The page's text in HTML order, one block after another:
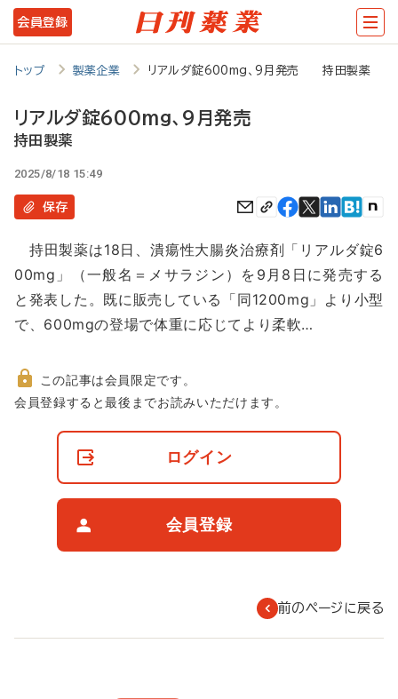
メ
イ
ツ
移
会員登録
トップ 製薬企業 リアルダ錠600mg、9月発売 持田製薬
リアルダ錠600mg、9月発売
持田製薬
2025/8/18 15:49
保存
持田製薬は18日、潰瘍性大腸炎治療剤「リアルダ錠6
00mg」（一般名＝メサラジン）を9月8日に発売する
と発表した。既に販売している「同1200mg」より小型
で、600mgの登場で体重に応じてより柔軟…
非
この記事は会員限定です。
会員登録すると最後までお読みいただけます。
ログイン
会員登録
前のページに戻る